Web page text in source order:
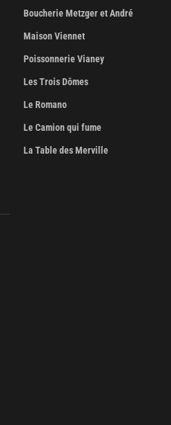
Boucherie Metzger et André
Maison Viennet
Poissonnerie Vianey
Les Trois Dômes
Le Romano
Le Camion qui fume
La Table des Merville